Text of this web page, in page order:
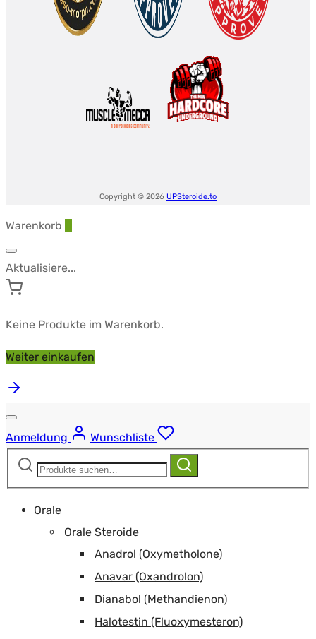
Copyright © 2026 UPSteroide.to
Warenkorb
Aktualisiere...
Keine Produkte im Warenkorb.
Weiter einkaufen
Anmeldung
Wunschliste
Suchen
Suchen
Orale
Orale Steroide
Anadrol (Oxymetholone)
Anavar (Oxandrolon)
Dianabol (Methandienon)
Halotestin (Fluoxymesteron)